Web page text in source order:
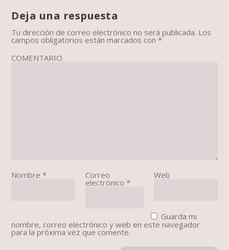
Deja una respuesta
Tu dirección de correo electrónico no será publicada. Los
campos obligatorios están marcados con*
COMENTARIO
Nombre* Correo
electrónico *
Web
Guarda mi
nombre, correo electrónico y web en este navegador
para la próxima vez que comente.